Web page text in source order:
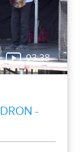
03:38
-